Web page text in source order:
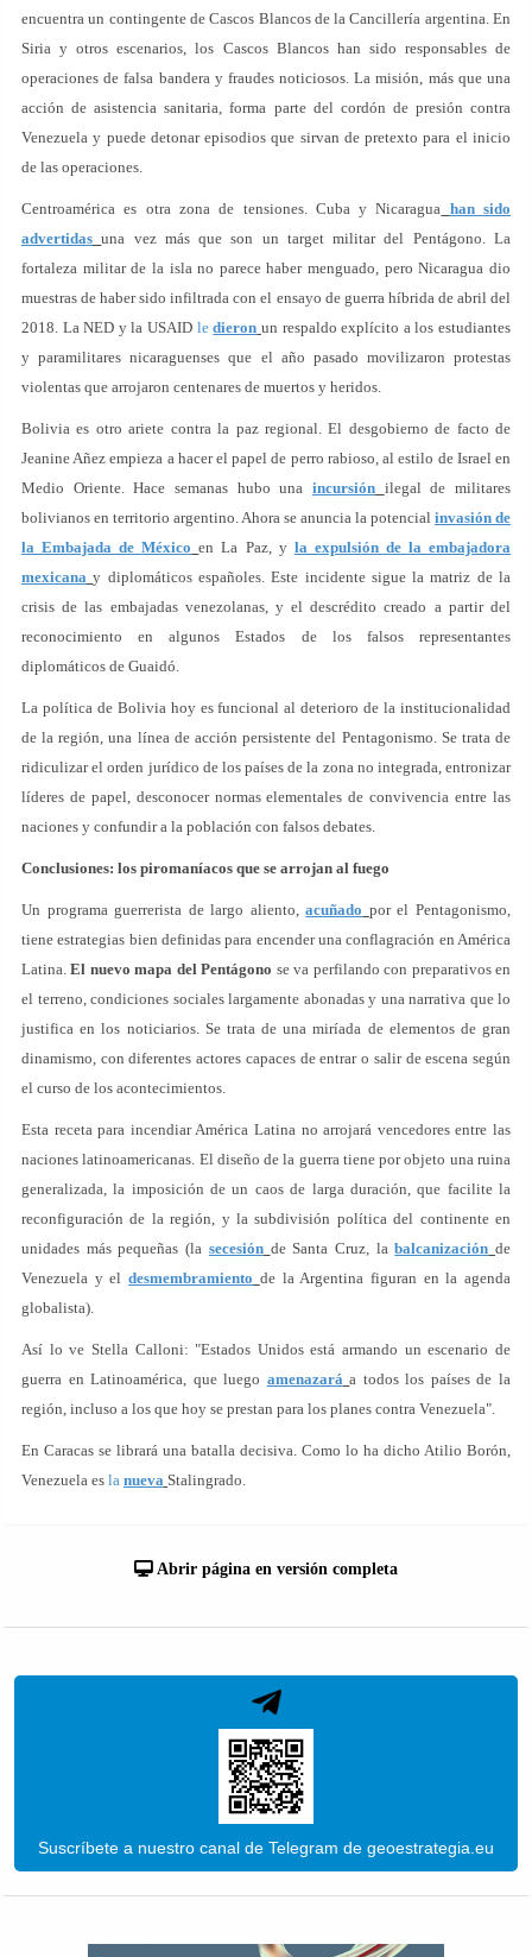
encuentra un contingente de Cascos Blancos de la Cancillería argentina. En
Siria y otros escenarios, los Cascos Blancos han sido responsables de
operaciones de falsa bandera y fraudes noticiosos. La misión, más que una
acción de asistencia sanitaria, forma parte del cordón de presión contra
Venezuela y puede detonar episodios que sirvan de pretexto para el inicio
de las operaciones.
Centroamérica es otra zona de tensiones. Cuba y Nicaragua han sido
advertidas una vez más que son un target militar del Pentágono. La
fortaleza militar de la isla no parece haber menguado, pero Nicaragua dio
muestras de haber sido infiltrada con el ensayo de guerra híbrida de abril del
2018. La NED y la USAID ledieron un respaldo explícito a los estudiantes
y paramilitares nicaraguenses que el año pasado movilizaron protestas
violentas que arrojaron centenares de muertos y heridos.
Bolivia es otro ariete contra la paz regional. El desgobierno de facto de
Jeanine Añez empieza a hacer el papel de perro rabioso, al estilo de Israel en
Medio Oriente. Hace semanas hubo una incursión ilegal de militares
bolivianos en territorio argentino. Ahora se anuncia la potencial invasión de
la Embajada de México en La Paz, y la expulsión de la embajadora
mexicana y diplomáticos españoles. Este incidente sigue la matriz de la
crisis de las embajadas venezolanas, y el descrédito creado a partir del
reconocimiento en algunos Estados de los falsos representantes
diplomáticos de Guaidó.
La política de Bolivia hoy es funcional al deterioro de la institucionalidad
de la región, una línea de acción persistente del Pentagonismo. Se trata de
ridiculizar el orden jurídico de los países de la zona no integrada, entronizar
líderes de papel, desconocer normas elementales de convivencia entre las
naciones y confundir a la población con falsos debates.
Conclusiones: los piromaníacos que se arrojan al fuego
Un programa guerrerista de largo aliento,acuñado por el Pentagonismo,
tiene estrategias bien definidas para encender una conflagración en América
Latina.El nuevo mapa del Pentágono se va perfilando con preparativos en
el terreno, condiciones sociales largamente abonadas y una narrativa que lo
justifica en los noticiarios. Se trata de una miríada de elementos de gran
dinamismo, con diferentes actores capaces de entrar o salir de escena según
el curso de los acontecimientos.
Esta receta para incendiar América Latina no arrojará vencedores entre las
naciones latinoamericanas. El diseño de la guerra tiene por objeto una ruina
generalizada, la imposición de un caos de larga duración, que facilite la
reconfiguración de la región, y la subdivisión política del continente en
unidades más pequeñas (la secesión de Santa Cruz, labalcanización de
Venezuela y eldesmembramiento de la Argentina figuran en la agenda
globalista).
Así lo ve Stella Calloni: "Estados Unidos está armando un escenario de
guerra en Latinoamérica, que luego amenazará a todos los países de la
región, incluso a los que hoy se prestan para los planes contra Venezuela".
En Caracas se librará una batalla decisiva. Como lo ha dicho Atilio Borón,
Venezuela es la nueva Stalingrado.
Abrir página en versión completa
Suscríbete a nuestro canal de Telegram de geoestrategia.eu